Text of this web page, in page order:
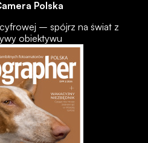
Polska
– spójrz na świat z
obiektywu